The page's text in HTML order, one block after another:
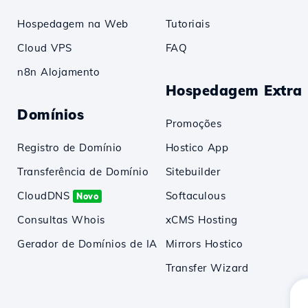
Hospedagem na Web
Cloud VPS
n8n Alojamento
Domínios
Registro de Domínio
Transferência de Domínio
CloudDNS
Novo
Consultas Whois
Gerador de Domínios de IA
Tutoriais
FAQ
Hospedagem Extra
Promoções
Hostico App
Sitebuilder
Softaculous
xCMS Hosting
Mirrors Hostico
Transfer Wizard